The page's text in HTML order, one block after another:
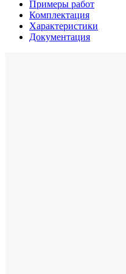
Примеры работ
Комплектация
Характеристики
Документация